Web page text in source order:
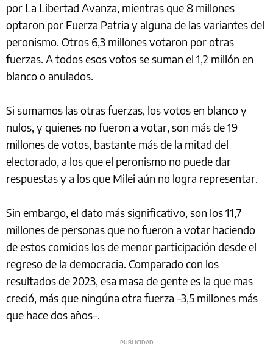
por La Libertad Avanza, mientras que 8 millones
optaron por Fuerza Patria y alguna de las variantes del
peronismo. Otros 6,3 millones votaron por otras
fuerzas. A todos esos votos se suman el 1,2 millón en
blanco o anulados.
Si sumamos las otras fuerzas, los votos en blanco y
nulos, y quienes no fueron a votar, son más de 19
millones de votos, bastante más de la mitad del
electorado, a los que el peronismo no puede dar
respuestas y a los que Milei aún no logra representar.
Sin embargo, el dato más significativo, son los 11,7
millones de personas que no fueron a votar haciendo
de estos comicios los de menor participación desde el
regreso de la democracia. Comparado con los
resultados de 2023, esa masa de gente es la que mas
creció, más que ningúna otra fuerza –3,5 millones más
que hace dos años–.